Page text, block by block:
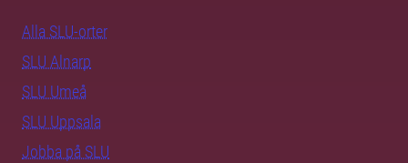
Alla SLU-orter
SLU Alnarp
SLU Umeå
SLU Uppsala
Jobba på SLU